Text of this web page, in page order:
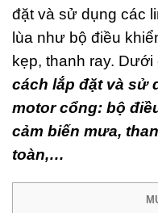
đặt và sử dụng các
lùa như bộ điều
kẹp, thanh ray. Dưới
cách lắp đặt và sử
motor cổng: bộ
cảm biến mưa,
toàn,…